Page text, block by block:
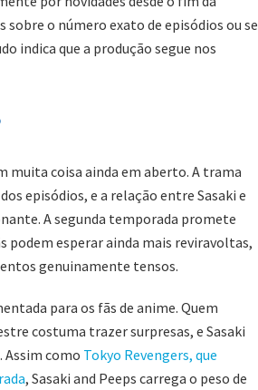
o número exato de episódios ou se
indica que a produção segue nos
muita coisa ainda em aberto. A trama
episódios, e a relação entre Sasaki e
A segunda temporada promete
podem esperar ainda mais reviravoltas,
genuinamente tensos.
para os fãs de anime. Quem
costuma trazer surpresas, e Sasaki
Assim como Tokyo Revengers, que
, Sasaki and Peeps carrega o peso de